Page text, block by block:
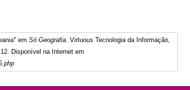
em Só Geografia. Virtuous Tecnologia da Informação,
Disponível na Internet em